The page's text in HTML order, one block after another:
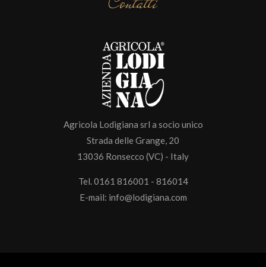
Agricola Lodigiana srl a socio unico
Strada delle Grange, 20
13036 Ronsecco (VC) - Italy
Tel. 0161 816001 - 816014
E-mail: info@lodigiana.com